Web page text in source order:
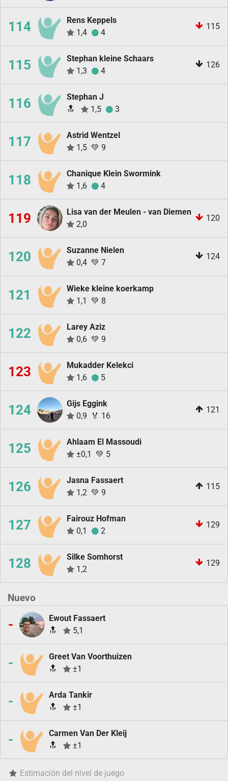
114
Rens Keppels
1,4
4
115
115
Stephan kleine Schaars
1,3
4
126
116
Stephan J
🔝
1,5 3
117
Astrid Wentzel
1,5 💚 9
118
Chanique Klein Swormink
1,6
4
119
Lisa van der Meulen - van Diemen
2,0
120
120
Suzanne Nielen
0,4 💚 7
124
121
Wieke kleine koerkamp
1,1
💚 8
122
Larey Aziz
0,6 💚 9
123
Mukadder Kelekci
1,6
5
124
Gijs Eggink
0,9
🏅 16
121
125
Ahlaam El Massoudi
±0,1
💚 5
126
Jasna Fassaert
1,2 💚 9
115
127
Fairouz Hofman
0,1
2
129
128
Silke Somhorst
1,2
129
Nuevo
-
Ewout Fassaert
🔝
5,1
-
Greet Van Voorthuizen
🔝
±1
-
Arda Tankir
🔝
±1
-
Carmen Van Der Kleij
🔝
±1
Estimación del nivel de juego